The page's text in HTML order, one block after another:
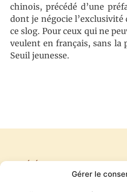
Gérer le
chinois, précédé d’une
dont je négocie
ce slog. Pour ceux qui ne
veulent en français, sans la
Seuil jeunesse.
PRÉCÉDENT
LE COMPLOTISTE EST SYMPATHIQUE